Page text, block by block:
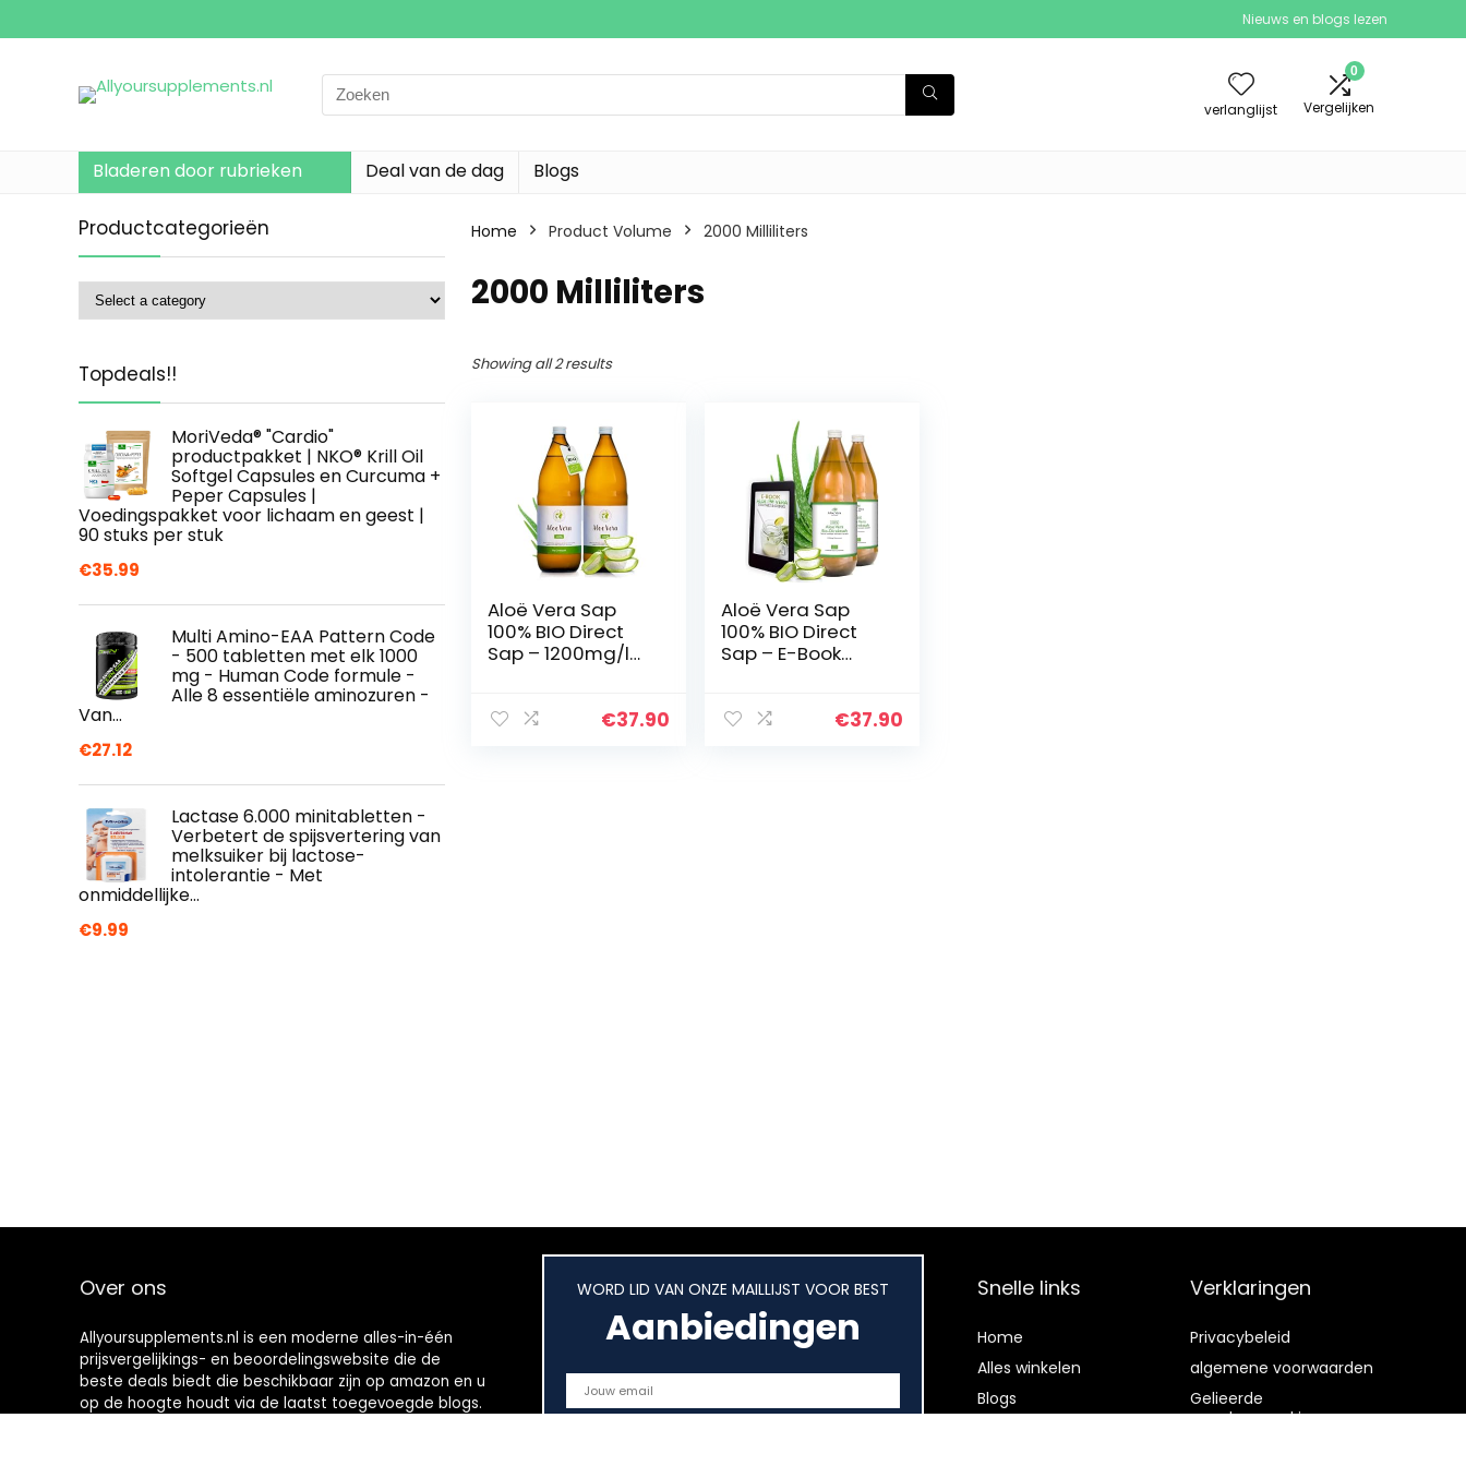
Nieuws en blogs lezen
Search
for:
verlanglijst
0
Vergelijken
Bladeren door rubrieken Deal van de dag Blogs
Productcategorieën
Topdeals!!
MoriVeda® "Cardio"
productpakket | NKO® Krill Oil
Softgel Capsules en Curcuma +
Peper Capsules |
Voedingspakket voor lichaam en geest |
90 stuks per stuk
€35.99
Multi Amino-EAA Pattern Code
- 500 tabletten met elk 1000
mg - Human Code formule -
Alle 8 essentiële aminozuren -
Van…
€27.12
Lactase 6.000 minitabletten -
Verbetert de spijsvertering van
melksuiker bij lactose-
intolerantie - Met
onmiddellijke…
€9.99
Home Product Volume ‎2000 Milliliters
‎2000 Milliliters
Showing all 2 results
Aloë Vera Sap
100% BIO Direct
Sap – 1200mg/l
Vera – Kwaliteit
€37.90
Aloë Vera Sap
100% BIO Direct
Sap – E-Book
Aloverose – Hand
€37.90
Over ons
Allyoursupplements.nl is een moderne alles-in-één
prijsvergelijkings- en beoordelingswebsite die de
beste deals biedt die beschikbaar zijn op amazon en u
op de hoogte houdt via de laatst toegevoegde blogs.
WORD LID VAN ONZE MAILLIJST VOOR BEST
Aanbiedingen
Snelle links
Home
Alles winkelen
Blogs
Verklaringen
Privacybeleid
algemene voorwaarden
Gelieerde
openbaarmaking